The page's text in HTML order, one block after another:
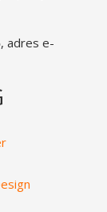
, adres e-